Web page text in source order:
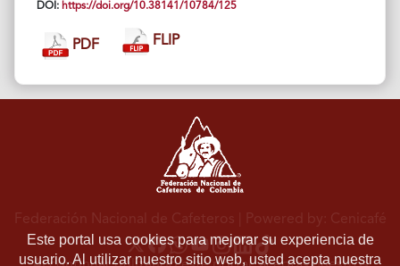
DOI: https://doi.org/10.38141/10784/125
PDF FLIP
Este portal usa cookies para mejorar su experiencia de
usuario. Al utilizar nuestro sitio web, usted acepta nuestra
Federación Nacional de Cafeteros | Powered by: Cenicafé